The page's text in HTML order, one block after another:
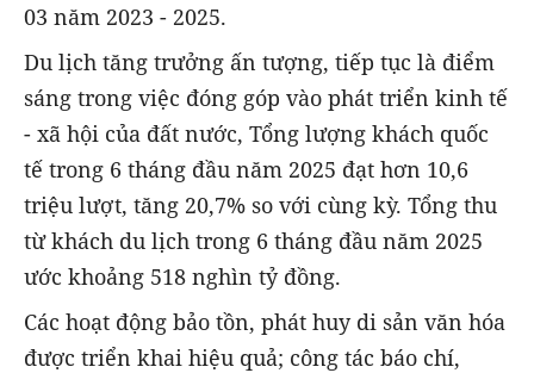
03 năm 2023 - 2025.
Du lịch tăng trưởng ấn tượng, tiếp tục là điểm
sáng trong việc đóng góp vào phát triển kinh tế
- xã hội của đất nước, Tổng lượng khách quốc
tế trong 6 tháng đầu năm 2025 đạt hơn 10,6
triệu lượt, tăng 20,7% so với cùng kỳ. Tổng thu
từ khách du lịch trong 6 tháng đầu năm 2025
ước khoảng 518 nghìn tỷ đồng.
Các hoạt động bảo tồn, phát huy di sản văn hóa
được triển khai hiệu quả; công tác báo chí,